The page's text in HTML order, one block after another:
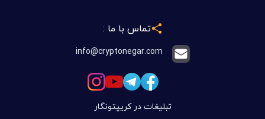
تماس با ما :
info@cryptonegar.com
تبلیغات در کریپتونگار